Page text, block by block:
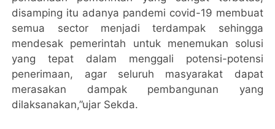
disamping itu adanya pandemi covid-19 membuat
semua sector menjadi terdampak sehingga
mendesak pemerintah untuk menemukan solusi
yang tepat dalam menggali potensi-potensi
penerimaan, agar seluruh masyarakat dapat
merasakan dampak pembangunan yang
dilaksanakan,”ujar Sekda.